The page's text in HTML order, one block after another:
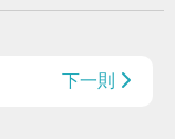
下一則